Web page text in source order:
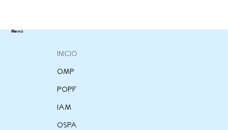
Menú
INICIO
OMP
POPF
IAM
OSPA